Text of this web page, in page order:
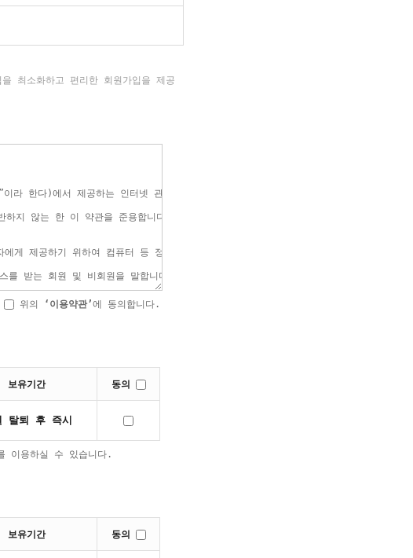
최소화하고 편리한 회원가입을 제공
위의 ‘이용약관’에 동의합니다.
보유기간 동의
탈퇴 후 즉시
이용하실 수 있습니다.
보유기간 동의